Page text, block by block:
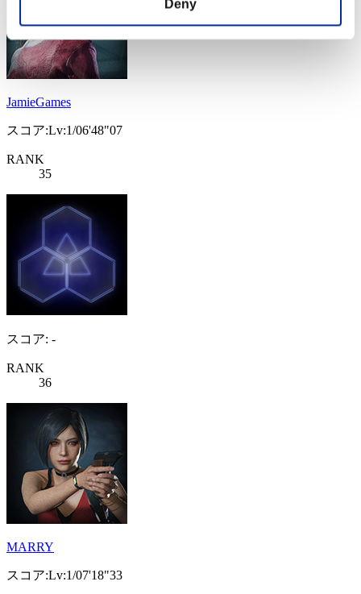
Deny
JamieGames
スコア:Lv:1/06'48"07
RANK
35
スコア: -
RANK
36
MARRY
スコア:Lv:1/07'18"33